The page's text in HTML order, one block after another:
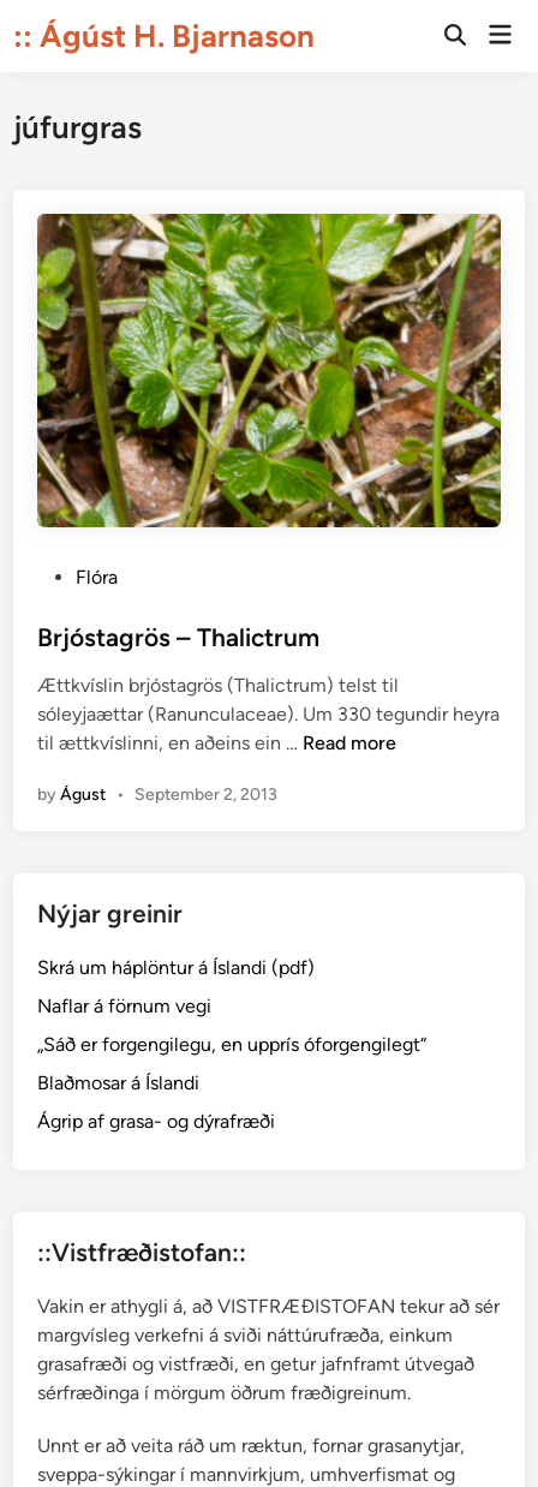
to:: Ágúst H. Bjarnason
Open
júfurgras
s
e
d
i
Flóra
Brjóstagrös – Thalictrum
Ættkvíslin brjóstagrös (Thalictrum) telst til
sóleyjaættar (Ranunculaceae). Um 330 tegundir heyra
til ættkvíslinni, en aðeins ein … B
r
–
u
m
Read more
byÁgust • September 2, 2013
Nýjar greinir
Skrá um háplöntur á Íslandi (pdf)
Naflar á förnum vegi
„Sáð er forgengilegu, en upprís óforgengilegt“
Blaðmosar á Íslandi
Ágrip af grasa- og dýrafræði
::Vistfræðistofan::
Vakin er athygli á, að VISTFRÆÐISTOFAN tekur að sér
margvísleg verkefni á sviði náttúrufræða, einkum
grasafræði og vistfræði, en getur jafnframt útvegað
sérfræðinga í mörgum öðrum fræðigreinum.
Unnt er að veita ráð um ræktun, fornar grasanytjar,
sveppa-sýkingar í mannvirkjum, umhverfismat og